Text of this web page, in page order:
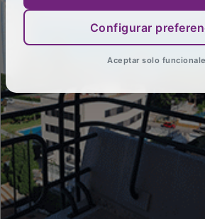
Configurar
Aceptar solo